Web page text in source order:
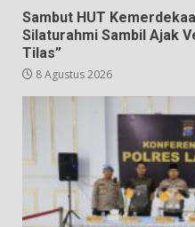
Sambut HUT
Silaturahmi Sambil Ajak
Tilas”
8 Agustus 2026